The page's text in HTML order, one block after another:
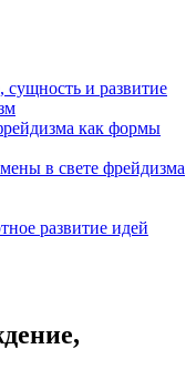
и развитие
как формы
в свете фрейдизма
развитие идей